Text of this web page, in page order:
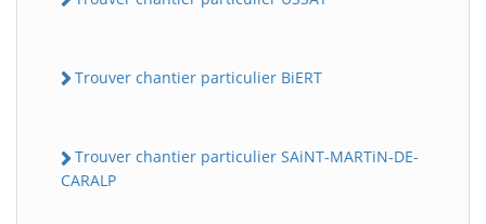
Trouver chantier particulier BiERT
Trouver chantier particulier SAiNT-MARTiN-DE-
CARALP